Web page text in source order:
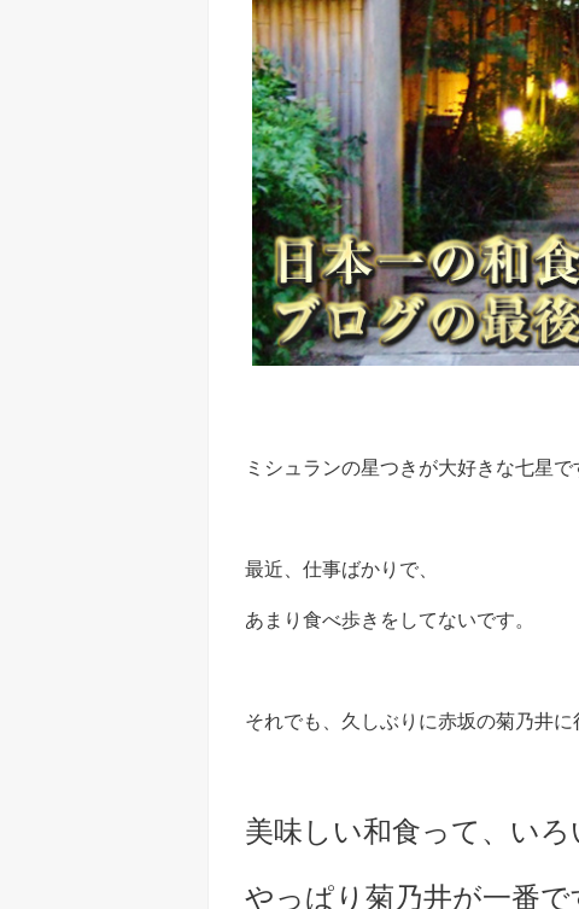
ミシュランの星つきが大好きな七星で
最近、仕事ばかりで、
あまり食べ歩きをしてないです。
それでも、久しぶりに赤坂の菊乃井に
美味しい和食って、いろ
やっぱり菊乃井が一番で